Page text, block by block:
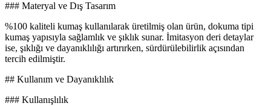
### Materyal ve Dış Tasarım
%100 kaliteli kumaş kullanılarak üretilmiş olan ürün, dokuma tipi
kumaş yapısıyla sağlamlık ve şıklık sunar. İmitasyon deri detaylar
ise, şıklığı ve dayanıklılığı artırırken, sürdürülebilirlik açısından
tercih edilmiştir.
## Kullanım ve Dayanıklılık
### Kullanışlılık